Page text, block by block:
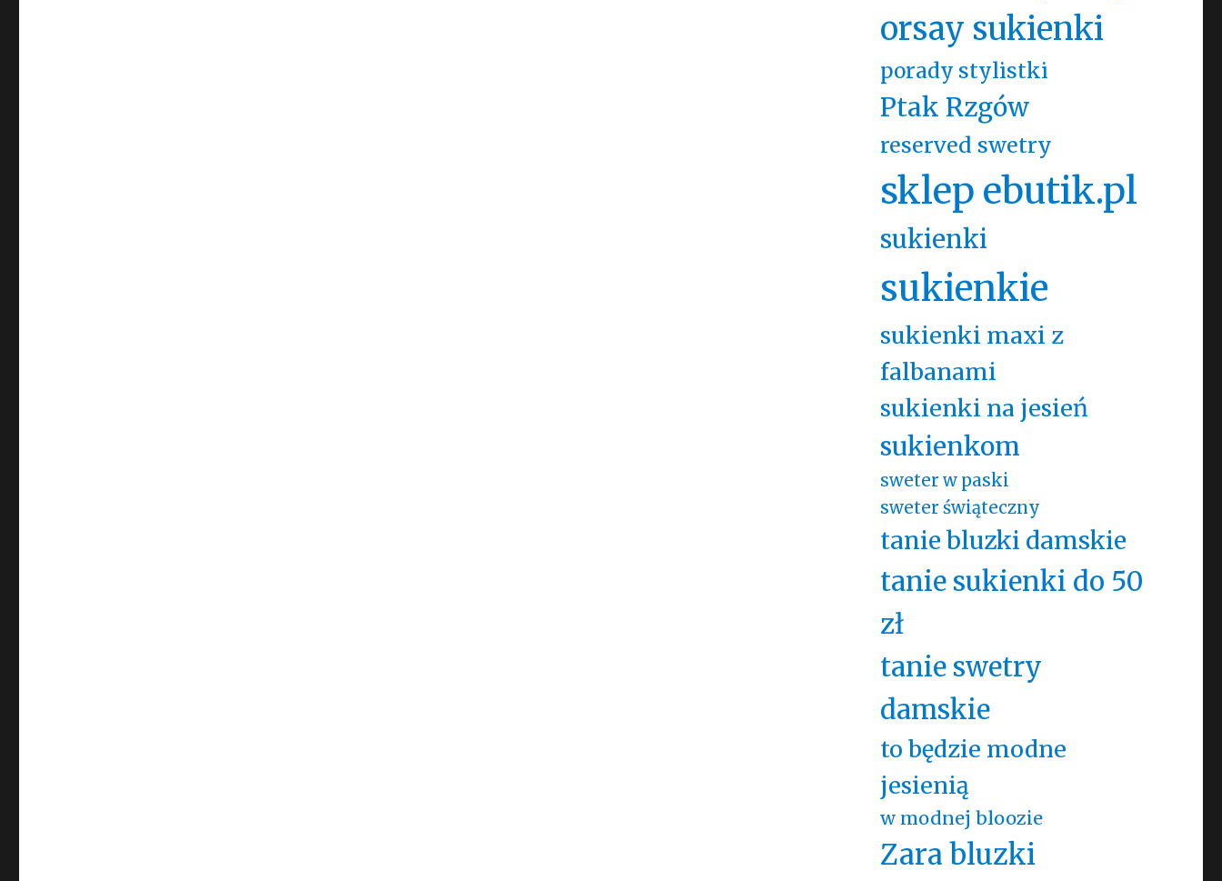
orsay sukienki
porady stylistki
Ptak Rzgów
reserved swetry
sklep ebutik.pl
sukienki
sukienkie
sukienki maxi z
falbanami
sukienki na jesień
sukienkom
sweter w paski
sweter świąteczny
tanie bluzki damskie
tanie sukienki do 50
zł
tanie swetry
damskie
to będzie modne
jesienią
w modnej bloozie
Zara bluzki